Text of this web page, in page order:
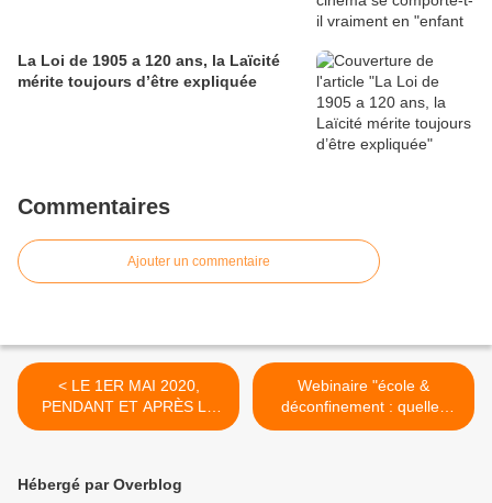
La Loi de 1905 a 120 ans, la Laïcité
mérite toujours d’être expliquée
Commentaires
Ajouter un commentaire
< LE 1ER MAI 2020,
PENDANT ET APRÈS LE
CONFINEMENT, LA
QUE JAMAIS DANS LE
Webinaire "école &
déconfinement : quelles
conséquences et que faire
Hébergé par Overblog